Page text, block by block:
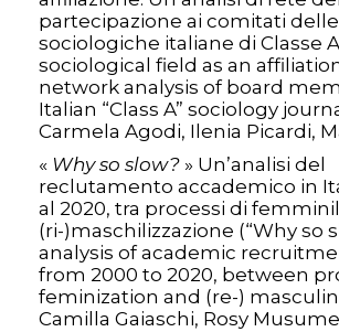
partecipazione ai comitati
sociologiche italiane di Classe
sociological field as an
network analysis of board
Italian “Class A” sociology
Carmela Agodi, Ilenia Picardi,
« Why so slow? » Un’analisi del
reclutamento accademico in
al 2020, tra processi di
(ri-)maschilizzazione (“Why so
analysis of academic
from 2000 to 2020, between
feminization and (re-)
Camilla Gaiaschi, Rosy